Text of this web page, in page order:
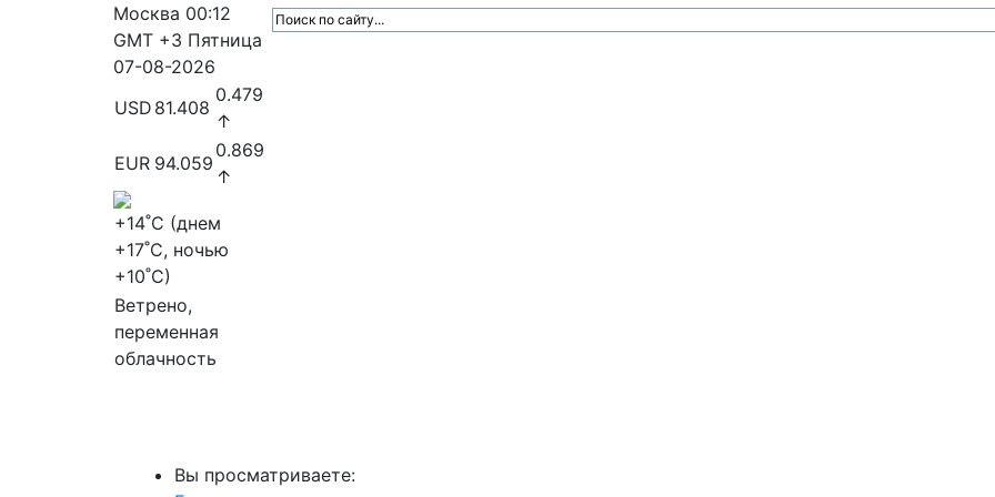
Москва 00:12
GMT +3 Пятница
07-08-2026
USD 81.408
0.479
↑
EUR 94.059
0.869
↑
+14˚C (днем
+17˚C, ночью
+10˚C)
Ветрено,
переменная
облачность
Вы просматриваете: